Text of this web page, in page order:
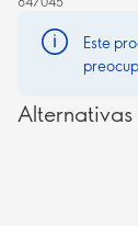
Este